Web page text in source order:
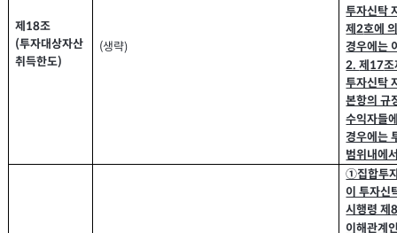
제 18조
(투자대상자산
취득한도)
(생략)
투자신탁
제2호에
경우에는
2.제17조
투자신탁
본항의 규
수익자들
경우에는
범위내에
①집합투
이 투자신
시행령 제
이해관계